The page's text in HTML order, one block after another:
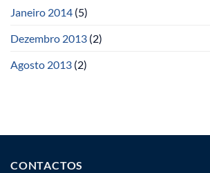
Janeiro 2014 (5)
Dezembro 2013 (2)
Agosto 2013 (2)
CONTACTOS